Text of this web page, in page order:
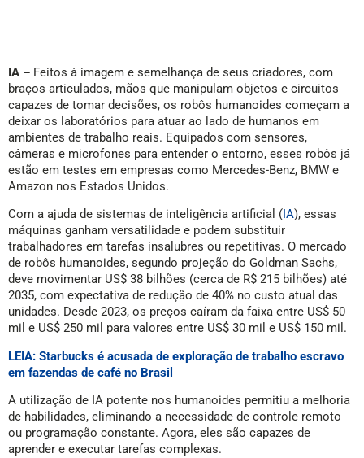
IA – Feitos à imagem e semelhança de seus criadores, com
braços articulados, mãos que manipulam objetos e circuitos
capazes de tomar decisões, os robôs humanoides começam a
deixar os laboratórios para atuar ao lado de humanos em
ambientes de trabalho reais. Equipados com sensores,
câmeras e microfones para entender o entorno, esses robôs já
estão em testes em empresas como Mercedes-Benz, BMW e
Amazon nos Estados Unidos.
Com a ajuda de sistemas de inteligência artificial (IA), essas
máquinas ganham versatilidade e podem substituir
trabalhadores em tarefas insalubres ou repetitivas. O mercado
de robôs humanoides, segundo projeção do Goldman Sachs,
deve movimentar US$ 38 bilhões (cerca de R$ 215 bilhões) até
2035, com expectativa de redução de 40% no custo atual das
unidades. Desde 2023, os preços caíram da faixa entre US$ 50
mil e US$ 250 mil para valores entre US$ 30 mil e US$ 150 mil.
LEIA: Starbucks é acusada de exploração de trabalho escravo
em fazendas de café no Brasil
A utilização de IA potente nos humanoides permitiu a melhoria
de habilidades, eliminando a necessidade de controle remoto
ou programação constante. Agora, eles são capazes de
aprender e executar tarefas complexas.